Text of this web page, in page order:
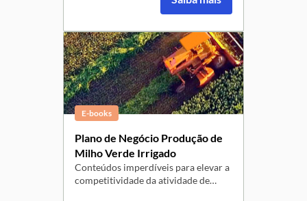
de animais ruminantes,
ano.
E-books
Plano de Negócio Produção de
Milho Verde Irrigado
Conteúdos imperdíveis para elevar a
competitividade da atividade de